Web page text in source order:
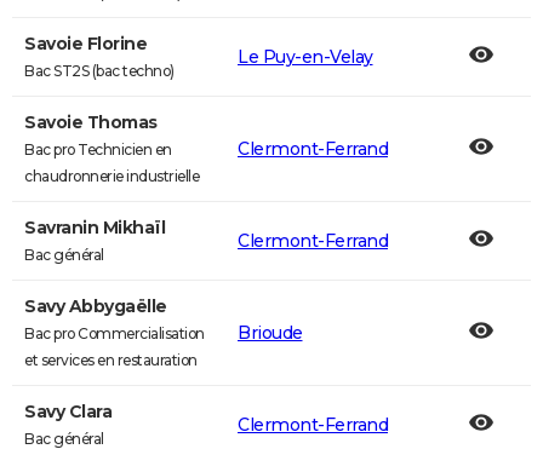
Savoie Florine
Bac ST2S (bac techno)
Le Puy-en-Velay
Savoie Thomas
Bac pro Technicien en
chaudronnerie industrielle
Clermont-Ferrand
Savranin Mikhaïl
Bac général
Clermont-Ferrand
Savy Abbygaëlle
Bac pro Commercialisation
et services en restauration
Brioude
Savy Clara
Bac général
Clermont-Ferrand